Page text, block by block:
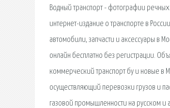
Водный транспорт - фотографии
интернет-издание о транспорте в
автомобили, запчасти и аксессуары в
онлайн бесплатно без регистрации.
коммерческий транспорт бу и новые в
осуществляющий перевозки грузов и
газовой промышленности на русском и